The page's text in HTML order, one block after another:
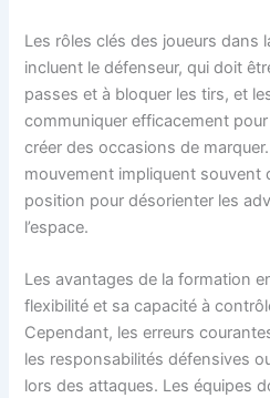
Les rôles clés des joueurs dans
incluent le défenseur, qui doit
passes et à bloquer les tirs, et
communiquer efficacement
créer des occasions de
mouvement impliquent souvent
position pour désorienter les
l’espace.
Les avantages de la formation
flexibilité et sa capacité à
Cependant, les erreurs
les responsabilités défensives
lors des attaques. Les équipes